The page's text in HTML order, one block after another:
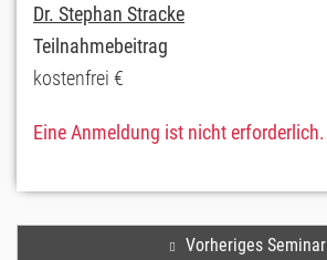
Dr. Stephan Stracke
Teilnahmebeitrag
kostenfrei €
Eine Anmeldung ist nicht erforderlich.
Vorheriges Seminar